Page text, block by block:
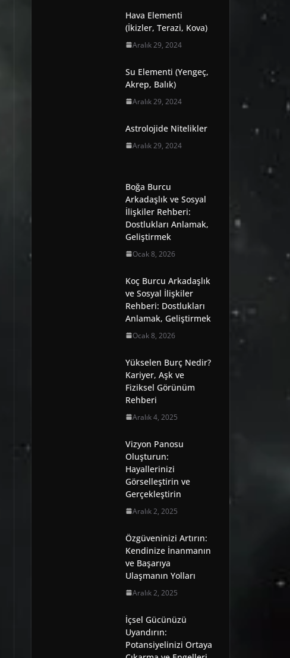
Hava Elementi
(İkizler, Terazi, Kova)
Aralık 29, 2024
Su Elementi (Yengeç,
Akrep, Balık)
Aralık 29, 2024
Astrolojide Nitelikler
Aralık 29, 2024
Boğa Burcu
Arkadaşlık ve Sosyal
İlişkiler Rehberi:
Dostlukları Anlamak,
Geliştirmek
Ocak 8, 2026
Koç Burcu Arkadaşlık
ve Sosyal İlişkiler
Rehberi: Dostlukları
Anlamak, Geliştirmek
Ocak 8, 2026
Yükselen Burç Nedir?
Kariyer, Aşk ve
Fiziksel Görünüm
Rehberi
Aralık 4, 2025
Vizyon Panosu
Oluşturun:
Hayallerinizi
Görselleştirin ve
Gerçekleştirin
Aralık 2, 2025
Özgüveninizi Artırın:
Kendinize İnanmanın
ve Başarıya
Ulaşmanın Yolları
Aralık 2, 2025
İçsel Gücünüzü
Uyandırın:
Potansiyelinizi Ortaya